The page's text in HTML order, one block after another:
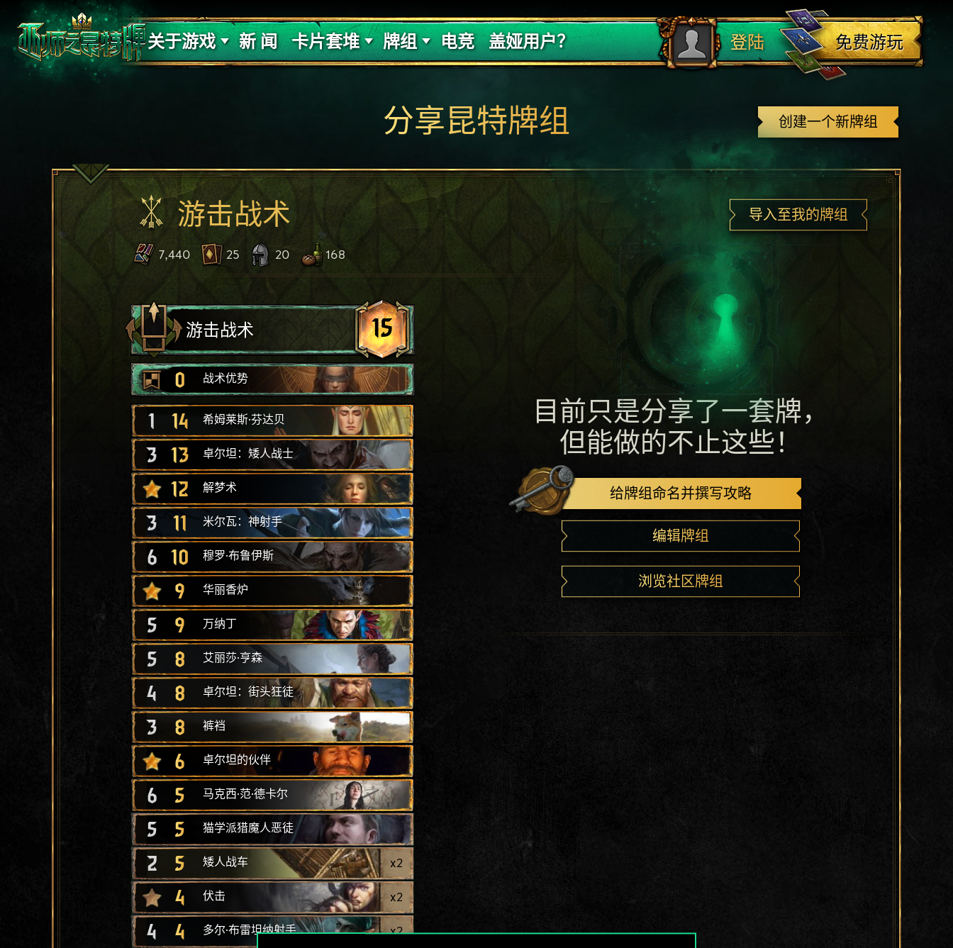
关于游戏
支持
新 闻 卡片套堆
力量的代价
牌组
牌组攻略
电竞 盖娅用户？ 登陆
登出
免费游玩
创建一个新牌组
分享昆特牌组
游击战术 导入至我的牌组
7,440 25 20 168
游击战术 15
0 战术优势
1 14 希姆莱斯·芬达贝
3 13 卓尔坦：矮人战士
12 解梦术
3 11 米尔瓦：神射手
6 10 穆罗·布鲁伊斯
9 华丽香炉
5 9 万纳丁
5 8 艾丽莎·亨森
4 8 卓尔坦：街头狂徒
3 8 裤裆
6 卓尔坦的伙伴
6 5 马克西·范·德卡尔
5 5 猫学派猎魔人恶徒
2 5 矮人战车 x2
4 伏击 x2
4 4 多尔·布雷坦纳射手 x2
目前只是分享了一套牌，
但能做的不止这些！
给牌组命名并撰写攻略
编辑牌组
浏览社区牌组